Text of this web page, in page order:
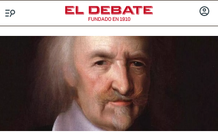
FUNDADO EN 1910